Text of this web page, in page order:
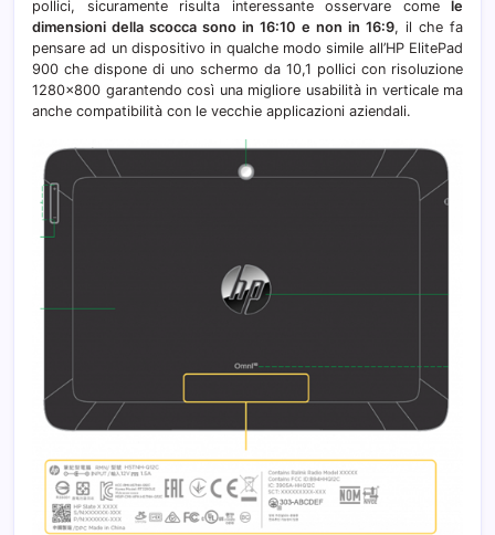
pollici, sicuramente risulta interessante osservare come le
dimensioni della scocca sono in 16:10 e non in 16:9, il che fa
pensare ad un dispositivo in qualche modo simile all’HP ElitePad
900 che dispone di uno schermo da 10,1 pollici con risoluzione
1280×800 garantendo così una migliore usabilità in verticale ma
anche compatibilità con le vecchie applicazioni aziendali.